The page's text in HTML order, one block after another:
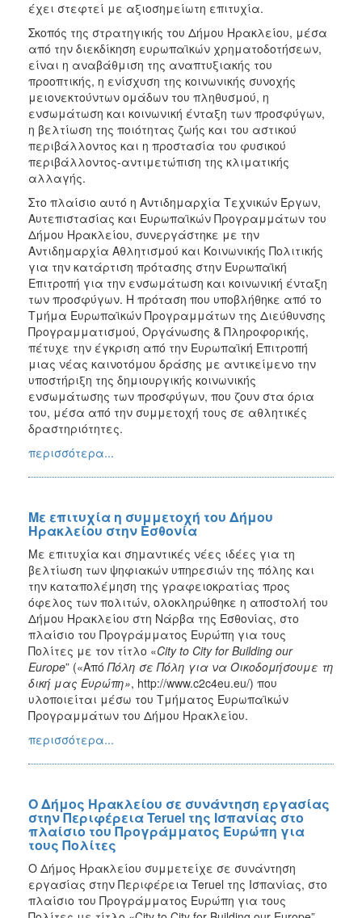
έχει στεφτεί με αξιοσημείωτη επιτυχία.
Σκοπός της στρατηγικής του Δήμου Ηρακλείου, μέσα
από την διεκδίκηση ευρωπαϊκών χρηματοδοτήσεων,
είναι η αναβάθμιση της αναπτυξιακής του
προοπτικής, η ενίσχυση της κοινωνικής συνοχής
μειονεκτούντων ομάδων του πληθυσμού, η
ενσωμάτωση και κοινωνική ένταξη των προσφύγων,
η βελτίωση της ποιότητας ζωής και του αστικού
περιβάλλοντος και η προστασία του φυσικού
περιβάλλοντος-αντιμετώπιση της κλιματικής
αλλαγής.
Στο πλαίσιο αυτό η Αντιδημαρχία Τεχνικών Έργων,
Αυτεπιστασίας και Ευρωπαϊκών Προγραμμάτων του
Δήμου Ηρακλείου, συνεργάστηκε με την
Αντιδημαρχία Αθλητισμού και Κοινωνικής Πολιτικής
για την κατάρτιση πρότασης στην Ευρωπαϊκή
Επιτροπή για την ενσωμάτωση και κοινωνική ένταξη
των προσφύγων. Η πρόταση που υποβλήθηκε από το
Τμήμα Ευρωπαϊκών Προγραμμάτων της Διεύθυνσης
Προγραμματισμού, Οργάνωσης & Πληροφορικής,
πέτυχε την έγκριση από την Ευρωπαϊκή Επιτροπή
μιας νέας καινοτόμου δράσης με αντικείμενο την
υποστήριξη της δημιουργικής κοινωνικής
ενσωμάτωσης των προσφύγων, που ζουν στα όρια
του, μέσα από την συμμετοχή τους σε αθλητικές
δραστηριότητες.
περισσότερα...
Με επιτυχία η συμμετοχή του Δήμου
Ηρακλείου στην Εσθονία
Με επιτυχία και σημαντικές νέες ιδέες για τη
βελτίωση των ψηφιακών υπηρεσιών της πόλης και
την καταπολέμηση της γραφειοκρατίας προς
όφελος των πολιτών, ολοκληρώθηκε η αποστολή του
Δήμου Ηρακλείου στη Νάρβα της Εσθονίας, στο
πλαίσιο του Προγράμματος Ευρώπη για τους
Πολίτες με τον τίτλο «City to City for Building our
Europe” («Από Πόλη σε Πόλη για να Οικοδομήσουμε τη
δική μας Ευρώπη», http://www.c2c4eu.eu/) που
υλοποιείται μέσω του Τμήματος Ευρωπαϊκών
Προγραμμάτων του Δήμου Ηρακλείου.
περισσότερα...
Ο Δήμος Ηρακλείου σε συνάντηση εργασίας
στην Περιφέρεια Teruel της Ισπανίας στο
πλαίσιο του Προγράμματος Ευρώπη για
τους Πολίτες
Ο Δήμος Ηρακλείου συμμετείχε σε συνάντηση
εργασίας στην Περιφέρεια Teruel της Ισπανίας, στο
πλαίσιο του Προγράμματος Ευρώπη για τους